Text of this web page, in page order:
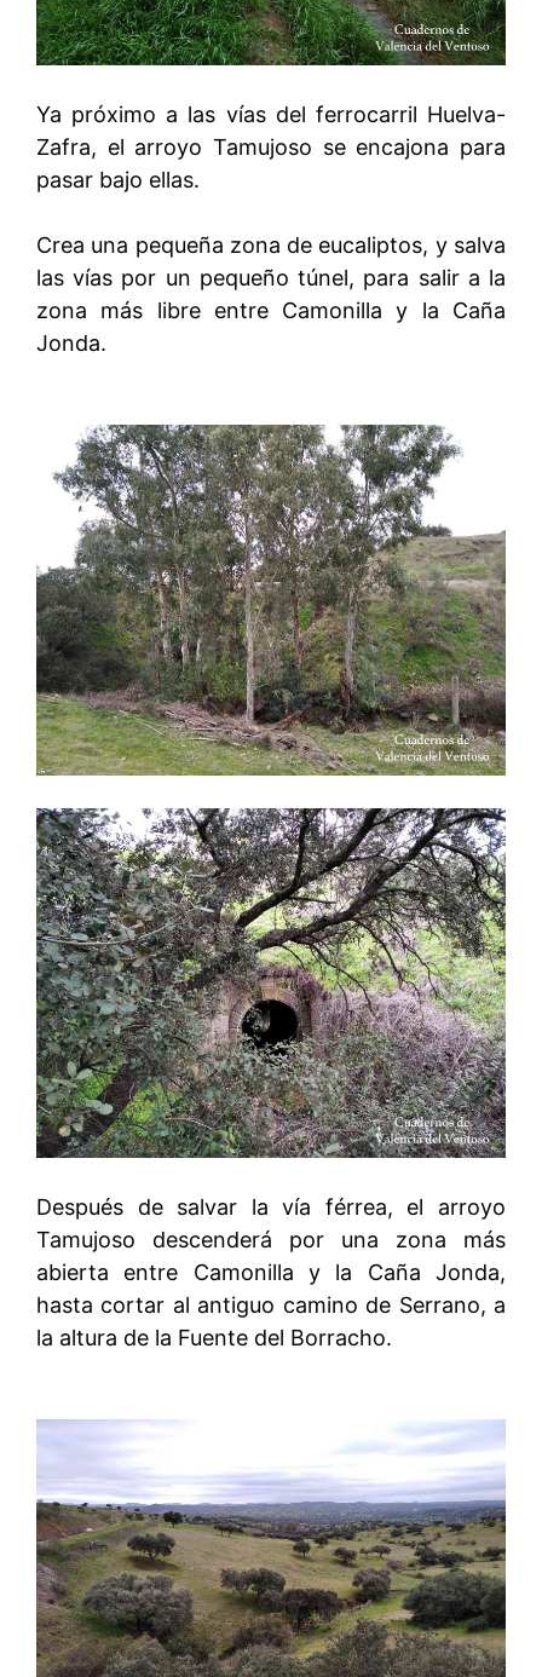
Ya próximo a las vías del ferrocarril Huelva-
Zafra, el arroyo Tamujoso se encajona para
pasar bajo ellas.
Crea una pequeña zona de eucaliptos, y salva
las vías por un pequeño túnel, para salir a la
zona más libre entre Camonilla y la Caña
Jonda.
Después de salvar la vía férrea, el arroyo
Tamujoso descenderá por una zona más
abierta entre Camonilla y la Caña Jonda,
hasta cortar al antiguo camino de Serrano, a
la altura de la Fuente del Borracho.